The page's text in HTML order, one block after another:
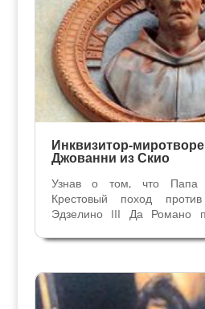
Верона
Средневековая
Инквизитор-
Джованни из Скио
Узнав о том, что Папа
Крестовый поход
Эдзелино III Да Романо
Вероны Риццардо ди
монах Антонио из
Верона